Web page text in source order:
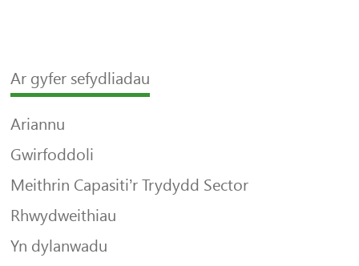
Ar gyfer sefydliadau
Ariannu
Gwirfoddoli
Meithrin Capasiti’r Trydydd Sector
Rhwydweithiau
Yn dylanwadu